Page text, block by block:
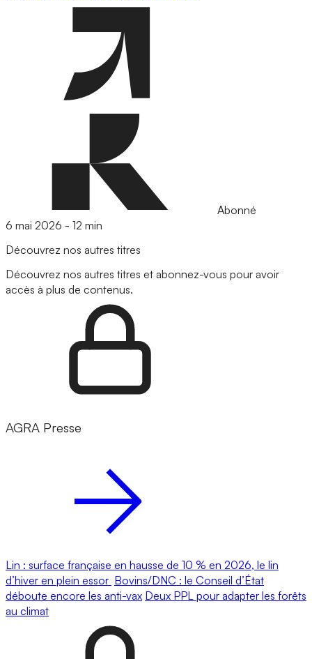
Abonné
6 mai 2026 - 12 min
Découvrez nos autres titres
Découvrez nos autres titres et abonnez-vous pour avoir
accès à plus de contenus.
AGRA Presse
Lin : surface française en hausse de 10 % en 2026, le lin
d’hiver en plein essor Bovins/DNC : le Conseil d’État
déboute encore les anti-vax Deux PPL pour adapter les forêts
au climat